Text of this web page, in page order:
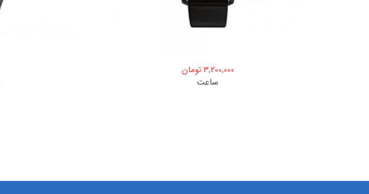
3,200,000 تومان
ساعت